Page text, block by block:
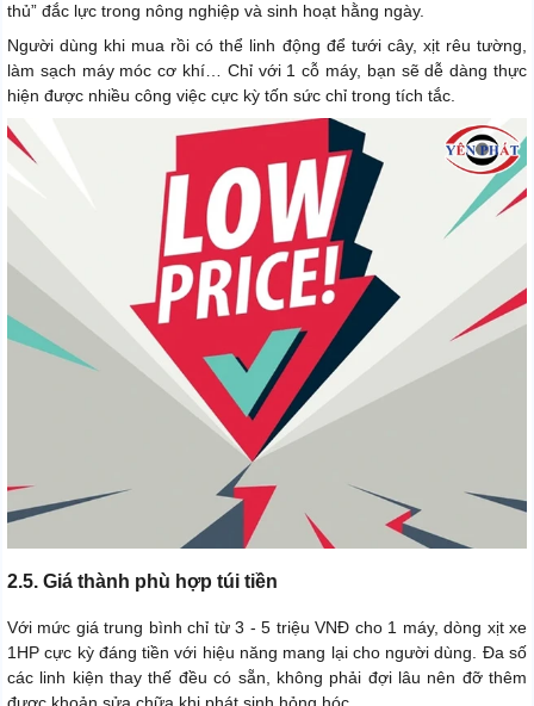
thủ” đắc lực trong nông nghiệp và sinh hoạt hằng ngày.
Người dùng khi mua rồi có thể linh động để tưới cây, xịt rêu tường,
làm sạch máy móc cơ khí… Chỉ với 1 cỗ máy, bạn sẽ dễ dàng thực
hiện được nhiều công việc cực kỳ tốn sức chỉ trong tích tắc.
2.5. Giá thành phù hợp túi tiền
Với mức giá trung bình chỉ từ 3 - 5 triệu VNĐ cho 1 máy, dòng xịt xe
1HP cực kỳ đáng tiền với hiệu năng mang lại cho người dùng. Đa số
các linh kiện thay thế đều có sẵn, không phải đợi lâu nên đỡ thêm